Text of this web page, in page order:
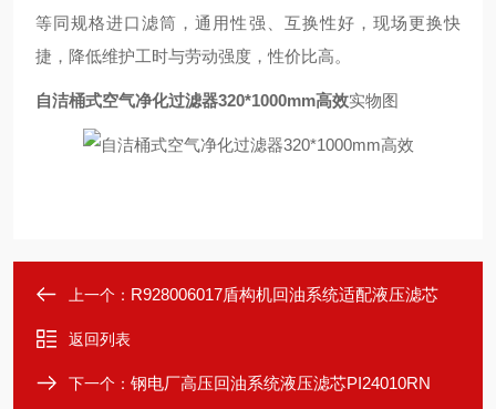
等同规格进口滤筒，通用性强、互换性好，现场更换快
捷，降低维护工时与劳动强度，性价比高。
自洁桶式空气净化过滤器320*1000mm高效实物图
上一个： R928006017盾构机回油系统适配液压滤芯
返回列表
下一个： 钢电厂高压回油系统液压滤芯PI24010RN